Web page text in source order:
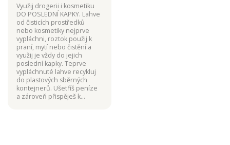
Využij drogerii i kosmetiku
DO POSLEDNÍ KAPKY. Lahve
od čisticích prostředků
nebo kosmetiky nejprve
vypláchni, roztok použij k
praní, mytí nebo čistění a
využij je vždy do jejich
poslední kapky. Teprve
vypláchnuté lahve recykluj
do plastových sběrných
kontejnerů. Ušetříš peníze
a zároveň přispěješ k